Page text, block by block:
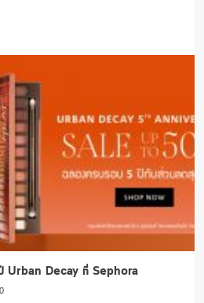
Urban Decay ที่ Sephora
0